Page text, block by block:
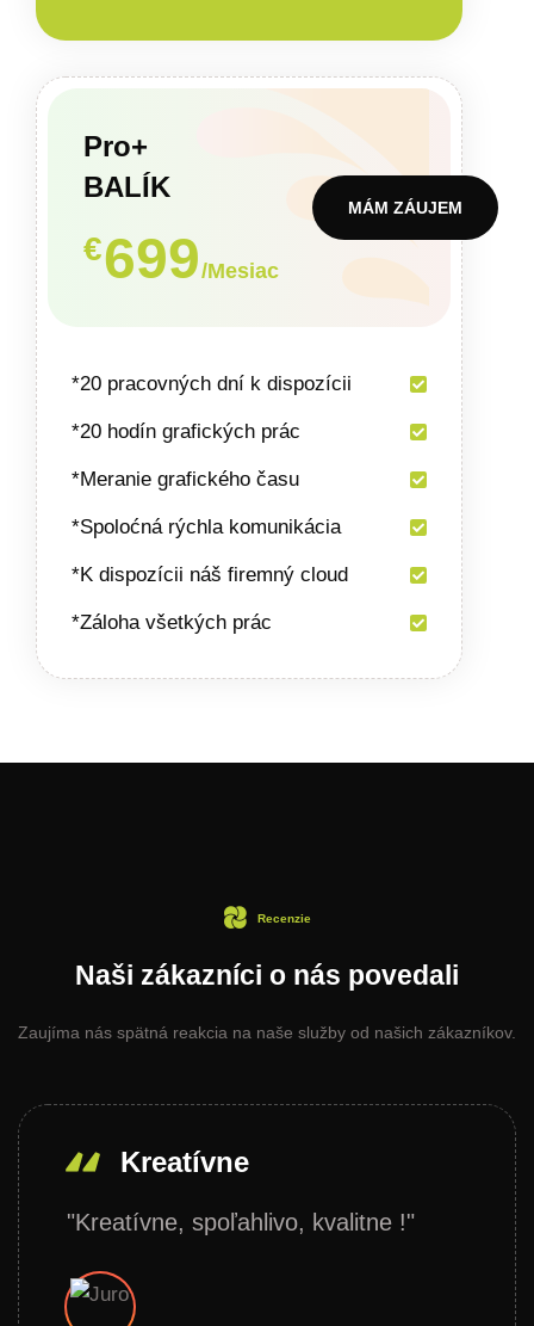
Pro+
BALÍK
€
699/Mesiac
MÁM ZÁUJEM
*20 pracovných dní k dispozícii
*20 hodín grafických prác
*Meranie grafického času
*Spoloćná rýchla komunikácia
*K dispozícii náš firemný cloud
*Záloha všetkých prác
Recenzie
Naši zákazníci o nás povedali
Zaujíma nás spätná reakcia na naše služby od našich zákazníkov.
Kreatívne
"Kreatívne, spoľahlivo, kvalitne !"